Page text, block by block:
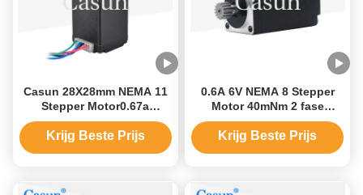
Casun 28X28mm NEMA 11
Stepper Motor0.67a
Bipolaire Stepper Motor In
twee fasen
Krijg Beste Prijs
0.6A 6V NEMA 8 Stepper
Motor 40mNm 2 fase
Bipolaire Stepper Motor
Krijg Beste Prijs